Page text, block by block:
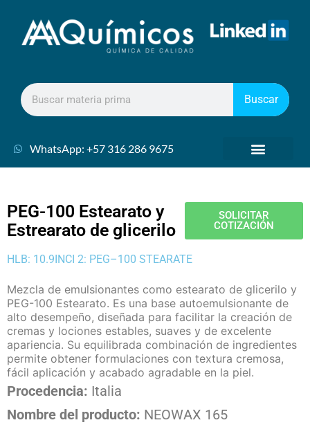
Buscar
WhatsApp: +57 316 286 9675
PEG-100 Estearato y
Estrearato de glicerilo
SOLICITAR
COTIZACIÓN
HLB: 10.9 INCI 2: PEG–100 STEARATE
Mezcla de emulsionantes como estearato de glicerilo y
PEG-100 Estearato. Es una base autoemulsionante de
alto desempeño, diseñada para facilitar la creación de
cremas y lociones estables, suaves y de excelente
apariencia. Su equilibrada combinación de ingredientes
permite obtener formulaciones con textura cremosa,
fácil aplicación y acabado agradable en la piel.
Procedencia: Italia
Nombre del producto: NEOWAX 165